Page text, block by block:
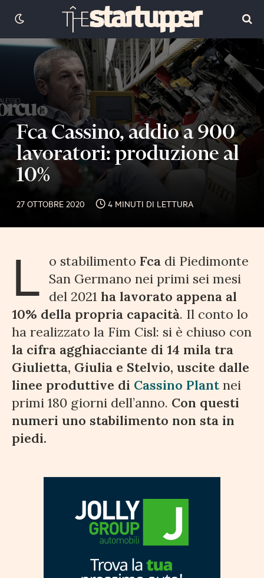
Fca Cassino, addio a 900
lavoratori: produzione al
10%
27 OTTOBRE 2020 4 MINUTI DI LETTURA
L o stabilimento Fca di Piedimonte
San Germano nei primi sei mesi
del 2021 ha lavorato appena al
10% della propria capacità. Il conto lo
ha realizzato la Fim Cisl: si è chiuso con
la cifra agghiacciante di 14 mila tra
Giulietta, Giulia e Stelvio, uscite dalle
linee produttive di Cassino Plant nei
primi 180 giorni dell’anno. Con questi
numeri uno stabilimento non sta in
piedi.